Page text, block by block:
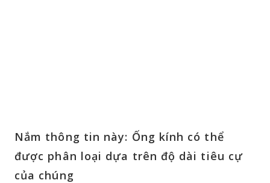
Nắm thông tin này: Ống kính có thể
được phân loại dựa trên độ dài tiêu cự
của chúng